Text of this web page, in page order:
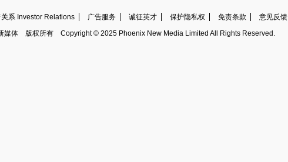
系 Investor Relations 广告服务 诚征英才 保护隐私权 免责条款 意见反馈
媒体
版权所有 Copyright © 2025 Phoenix New Media Limited All Rights Reserved.